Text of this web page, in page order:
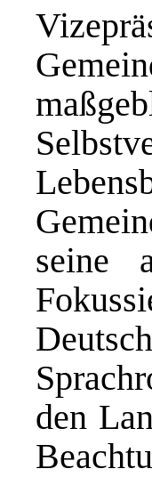
seine
den